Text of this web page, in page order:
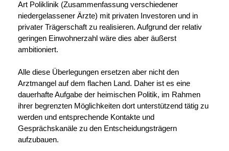
Art Poliklinik (Zusammenfassung verschiedener
niedergelassener Ärzte) mit privaten Investoren und in
privater Trägerschaft zu realisieren. Aufgrund der relativ
geringen Einwohnerzahl wäre dies aber äußerst
ambitioniert.
Alle diese Überlegungen ersetzen aber nicht den
Arztmangel auf dem flachen Land. Daher ist es eine
dauerhafte Aufgabe der heimischen Politik, im Rahmen
ihrer begrenzten Möglichkeiten dort unterstützend tätig zu
werden und entsprechende Kontakte und
Gesprächskanäle zu den Entscheidungsträgern
aufzubauen.